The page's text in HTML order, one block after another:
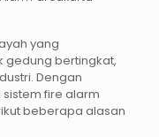
yang
bertingkat,
Dengan
fire alarm
beberapa alasan